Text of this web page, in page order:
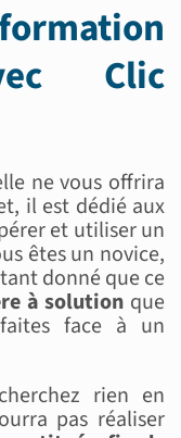
Clic
ne vous offrira
il est dédié aux
et utiliser un
êtes un novice,
donné que ce
à solution que
face à un
rien en
pas réaliser